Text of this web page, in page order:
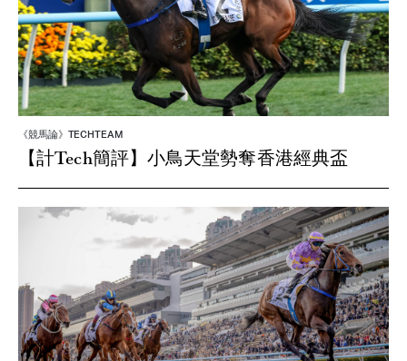
《競馬論》TECHTEAM
【計Tech簡評】小鳥天堂勢奪香港經典盃